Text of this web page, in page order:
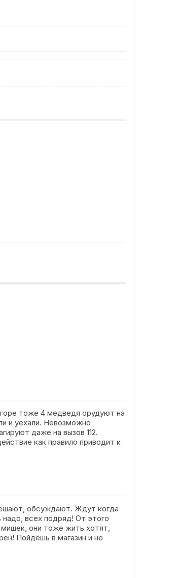
тоже 4 медведя орудуют на
и уехали. Невозможно
даже на вызов 112.
как правило приводит к
обсуждают. Ждут когда
надо, всех подряд! От этого
они тоже жить хотят,
Пойдёшь в магазин и не